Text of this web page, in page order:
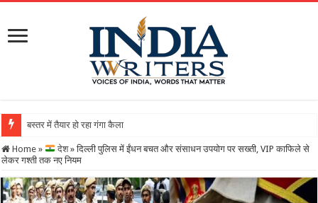
बस्तर में तैयार हो रहा गंगा कैलाशनाथ चतुर्मुख शिवालय : महाशिवरात
Home » देश » दिल्ली पुलिस में ईंधन बचत और संसाधन उपयोग पर सख्ती, VIP काफिले से
लेकर गश्ती तक नए नियम